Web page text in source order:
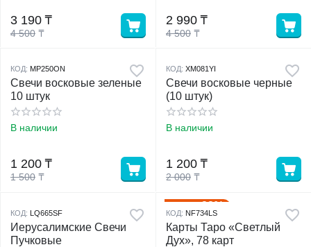
4 500 ₸
3 190 ₸
4 500 ₸
2 990 ₸
КОД: MP250ON
Свечи восковые зеленые
10 штук
В наличии
1 500 ₸
1 200 ₸
КОД: XM081YI
Свечи восковые черные
(10 штук)
В наличии
2 000 ₸
1 200 ₸
КОД: LQ665SF
Иерусалимские Свечи
Пучковые
22%
КОД: NF734LS
Карты Таро «Светлый
Дух», 78 карт